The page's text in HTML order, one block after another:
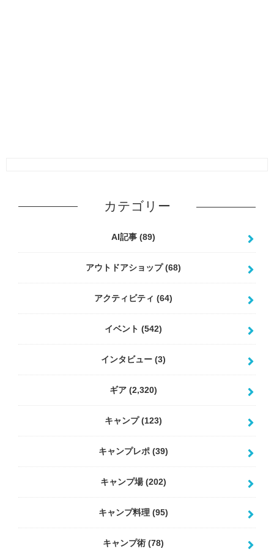
カテゴリー
AI記事 (89)
アウトドアショップ(68)
アクティビティ (64)
イベント (542)
インタビュー (3)
ギア (2,320)
キャンプ(123)
キャンプレポ (39)
キャンプ場(202)
キャンプ料理 (95)
キャンプ術 (78)